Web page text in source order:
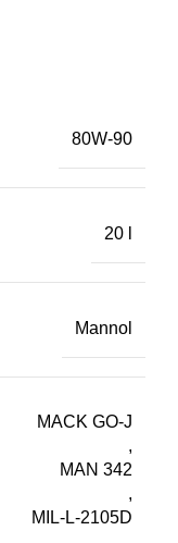
80W-90
20 l
Mannol
MACK GO-J
,
MAN 342
,
MIL-L-2105D